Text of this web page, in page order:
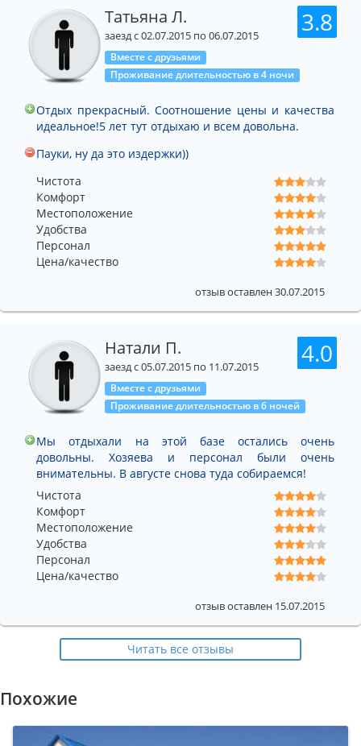
3.8
Татьяна Л.
заезд с 02.07.2015 по 06.07.2015
Вместе с друзьями
Проживание длительностью в 4 ночи
Отдых прекрасный. Соотношение цены и качества
идеальное!5 лет тут отдыхаю и всем довольна.
Пауки, ну да это издержки))
Чистота
Комфорт
Местоположение
Удобства
Персонал
Цена/качество
отзыв оставлен 30.07.2015
4.0
Натали П.
заезд с 05.07.2015 по 11.07.2015
Вместе с друзьями
Проживание длительностью в 6 ночей
Мы отдыхали на этой базе остались очень
довольны. Хозяева и персонал были очень
внимательны. В августе снова туда собираемся!
Чистота
Комфорт
Местоположение
Удобства
Персонал
Цена/качество
отзыв оставлен 15.07.2015
Читать все отзывы
Похожие